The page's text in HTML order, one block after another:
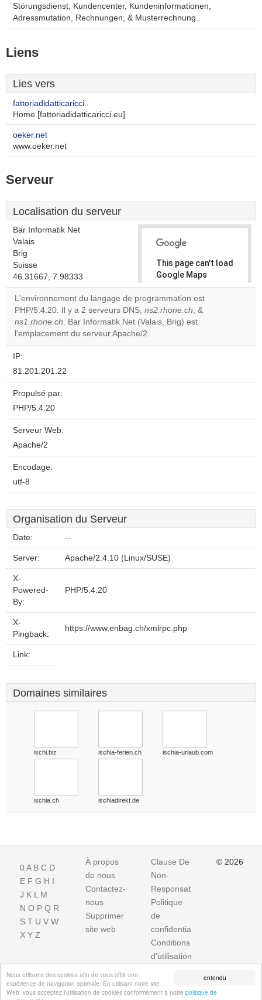
entendu
Nous utilisons des cookies afin de vous offrir une
expérience de navigation optimale. En utilisant notre site
Web, vous acceptez l'utilisation de cookies conformément à notre politique de
Störungsdienst, Kundencenter, Kundeninformationen,
Adressmutation, Rechnungen, & Musterrechnung.
Liens
Lies vers
fattoriadidatticaricci..
Home [fattoriadidatticaricci.eu]
oeker.net
www.oeker.net
Serveur
Localisation du serveur
Bar Informatik Net
Valais
Brig
Suisse
46.31667, 7.98333
This page can't load
Google Maps
correctly.
Do you
own this
L'environnement du langage de programmation est
PHP/5.4.20. Il y a 2 serveurs DNS, ns2.rhone.ch, &
ns1.rhone.ch. Bar Informatik Net (Valais, Brig) est
l'emplacement du serveur Apache/2.
IP:
81.201.201.22
Propulsé par:
PHP/5.4.20
Serveur Web:
Apache/2
Encodage:
utf-8
Organisation du Serveur
Date: --
Server: Apache/2.4.10 (Linux/SUSE)
X-
Powered-
By:
PHP/5.4.20
X-
Pingback:
https://www.enbag.ch/xmlrpc.php
Link:
Domaines similaires
ischi.biz ischia-ferien.ch ischia-urlaub.com
ischia.ch ischiadirekt.de
0A B C D
E F G H I
J K L M
N O P Q R
S T U V W
X Y Z
À propos
de nous
Contactez-
nous
Supprimer
site web
Clause De
Non-
Responsabilite
Politique
de
confidentialité
Conditions
d'utilisation
© 2026